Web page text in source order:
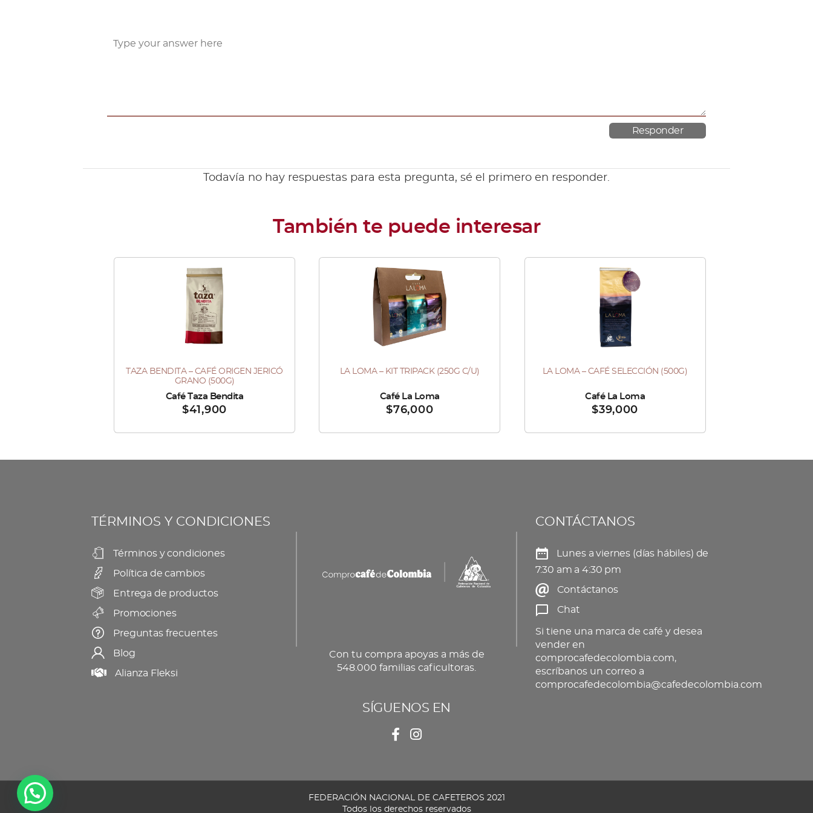
Todavía no hay respuestas para esta pregunta, sé el primero en responder.
TAZA BENDITA – CAFÉ ORIGEN JERICÓ
GRANO (500G)
$41,900
Café Taza Bendita
LA LOMA – KIT TRIPACK (250G C/U)
$76,000
Café La Loma
LA LOMA – CAFÉ SELECCIÓN (500G)
$39,000
Vendido por :Café La Loma
TÉRMINOS Y CONDICIONES
Términos y condiciones
Política de cambios
Entrega de productos
Promociones
Preguntas frecuentes
Blog
Alianza Fleksi
Con tu compra apoyas a más de
548.000 familias caficultoras.
SÍGUENOS EN
CONTÁCTANOS
Lunes a viernes (días hábiles) de
7:30 am a 4:30 pm
Contáctanos
Chat
Si tiene una marca de café y desea
vender en
comprocafedecolombia.com,
escríbanos un correo a
comprocafedecolombia@cafedecolombia.com
FEDERACIÓN NACIONAL DE CAFETEROS 2021
Todos los derechos reservados